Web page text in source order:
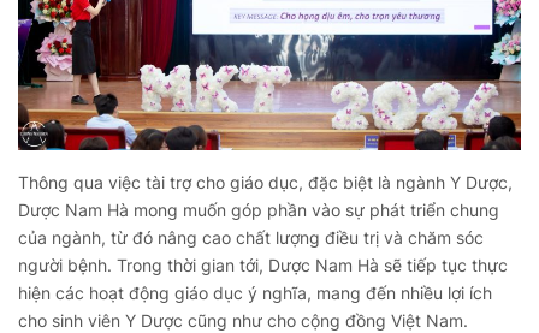
Thông qua việc tài trợ cho giáo dục, đặc biệt là ngành Y Dược,
Dược Nam Hà mong muốn góp phần vào sự phát triển chung
của ngành, từ đó nâng cao chất lượng điều trị và chăm sóc
người bệnh. Trong thời gian tới, Dược Nam Hà sẽ tiếp tục thực
hiện các hoạt động giáo dục ý nghĩa, mang đến nhiều lợi ích
cho sinh viên Y Dược cũng như cho cộng đồng Việt Nam.